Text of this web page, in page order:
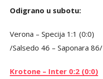
Odigrano u subotu:
Verona – Specija 1:1 (0:0)
/Salsedo 46 – Saponara 86/
Krotone – Inter 0:2 (0:0)